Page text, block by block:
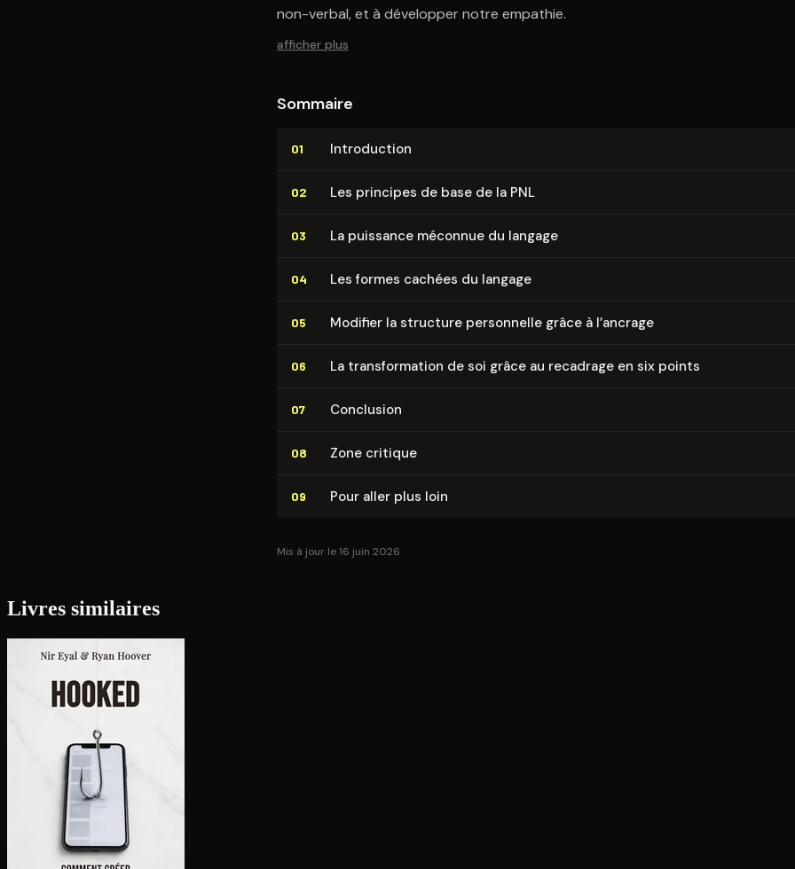
non-verbal, et à développer notre empathie.
afficher plus
Sommaire
01 In­tro­duc­tion
02 Les principes de base de la PNL
03 La puissance méconnue du langage
04 Les formes cachées du langage
05 Modifier la structure personnelle grâce à l’ancrage
06 La trans­for­ma­tion de soi grâce au recadrage en six points
07 Conclusion
08 Zone critique
09 Pour aller plus loin
Mis à jour le 16 juin 2026
Livres similaires